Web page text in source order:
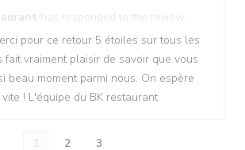
has responded to the review
pour ce retour 5 étoiles sur tous les
fait vraiment plaisir de savoir que vous
beau moment parmi nous. On espère
! L'équipe du BK restaurant
1 2 3